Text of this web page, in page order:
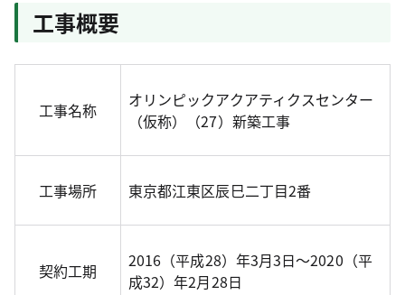
工事概要
工事名称
オリンピックアクアティクスセンター
（仮称）（27）新築工事
工事場所 東京都江東区辰巳二丁目2番
契約工期
2016（平成28）年3月3日～2020（平
成32）年2月28日